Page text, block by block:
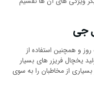
جی
و همچنین استفاده از
یخچال فریزر های بسیار
از مخاطبان را به سوی